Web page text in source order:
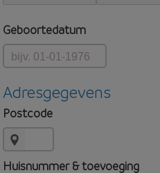
Geboortedatum
Adresgegevens
Postcode
Huisnummer & toevoeging